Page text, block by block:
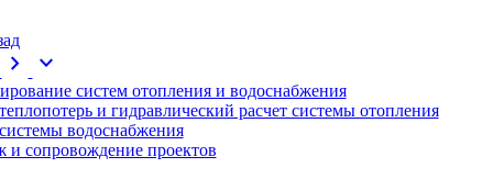
chevron_right expand_more
систем отопления и водоснабжения
и гидравлический расчет системы отопления
водоснабжения
и сопровождение проектов